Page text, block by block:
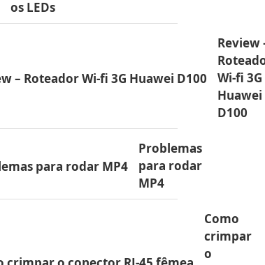
os LEDs
Review
Wi-fi 3G
Huawei
D100
Problemas
para rodar
MP4
Como
crimpar
o